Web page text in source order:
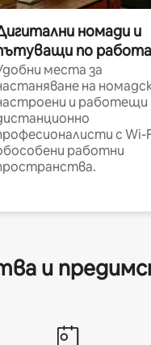
номади и
по работа
места за
на
и работещи
с Wi-
работни
и